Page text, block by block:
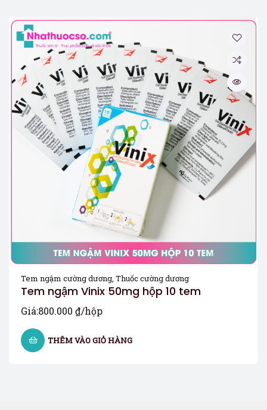
Tem ngậm cường dương, Thuốc cường dương
Tem ngậm Vinix 50mg hộp 10 tem
Giá:800.000 ₫/hộp
THÊM VÀO GIỎ HÀNG